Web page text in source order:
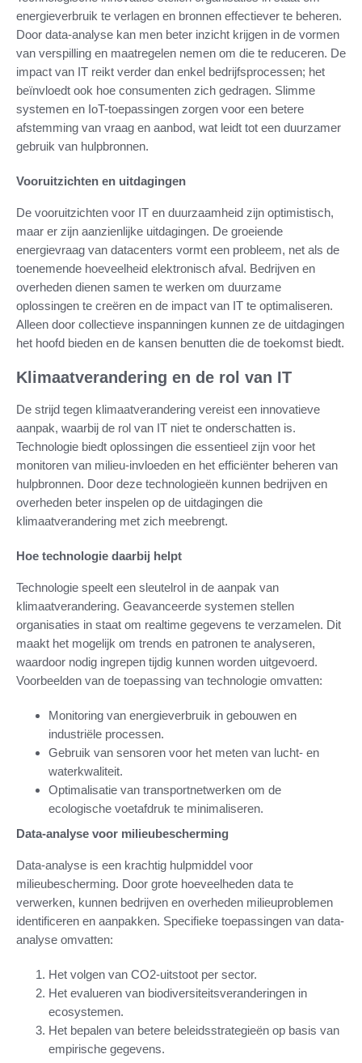
energieverbruik te verlagen en bronnen effectiever te beheren.
Door data-analyse kan men beter inzicht krijgen in de vormen
van verspilling en maatregelen nemen om die te reduceren. De
impact van IT reikt verder dan enkel bedrijfsprocessen; het
beïnvloedt ook hoe consumenten zich gedragen. Slimme
systemen en IoT-toepassingen zorgen voor een betere
afstemming van vraag en aanbod, wat leidt tot een duurzamer
gebruik van hulpbronnen.
Vooruitzichten en uitdagingen
De vooruitzichten voor IT en duurzaamheid zijn optimistisch,
maar er zijn aanzienlijke uitdagingen. De groeiende
energievraag van datacenters vormt een probleem, net als de
toenemende hoeveelheid elektronisch afval. Bedrijven en
overheden dienen samen te werken om duurzame
oplossingen te creëren en de impact van IT te optimaliseren.
Alleen door collectieve inspanningen kunnen ze de uitdagingen
het hoofd bieden en de kansen benutten die de toekomst biedt.
Klimaatverandering en de rol van IT
De strijd tegen klimaatverandering vereist een innovatieve
aanpak, waarbij de rol van IT niet te onderschatten is.
Technologie biedt oplossingen die essentieel zijn voor het
monitoren van milieu-invloeden en het efficiënter beheren van
hulpbronnen. Door deze technologieën kunnen bedrijven en
overheden beter inspelen op de uitdagingen die
klimaatverandering met zich meebrengt.
Hoe technologie daarbij helpt
Technologie speelt een sleutelrol in de aanpak van
klimaatverandering. Geavanceerde systemen stellen
organisaties in staat om realtime gegevens te verzamelen. Dit
maakt het mogelijk om trends en patronen te analyseren,
waardoor nodig ingrepen tijdig kunnen worden uitgevoerd.
Voorbeelden van de toepassing van technologie omvatten:
Monitoring van energieverbruik in gebouwen en
industriële processen.
Gebruik van sensoren voor het meten van lucht- en
waterkwaliteit.
Optimalisatie van transportnetwerken om de
ecologische voetafdruk te minimaliseren.
Data-analyse voor milieubescherming
Data-analyse is een krachtig hulpmiddel voor
milieubescherming. Door grote hoeveelheden data te
verwerken, kunnen bedrijven en overheden milieuproblemen
identificeren en aanpakken. Specifieke toepassingen van data-
analyse omvatten:
Het volgen van CO2-uitstoot per sector.
Het evalueren van biodiversiteitsveranderingen in
ecosystemen.
Het bepalen van betere beleidsstrategieën op basis van
empirische gegevens.